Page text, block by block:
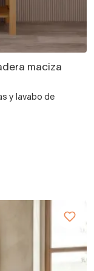
maciza
y lavabo de